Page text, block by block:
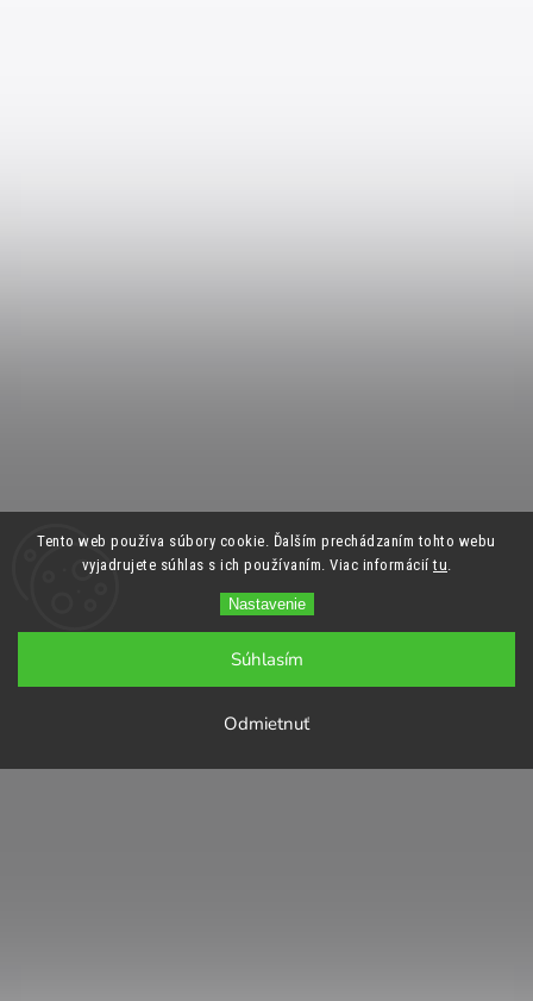
Tento web používa súbory cookie. Ďalším prechádzaním tohto webu
vyjadrujete súhlas s ich používaním. Viac informáciítu
Nastavenie
Odmietnuť
Súhlasím